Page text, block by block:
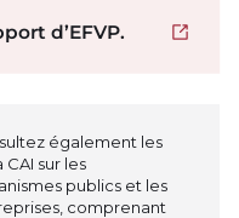
d’EFVP. Open
également les
sur les
publics et les
comprenant